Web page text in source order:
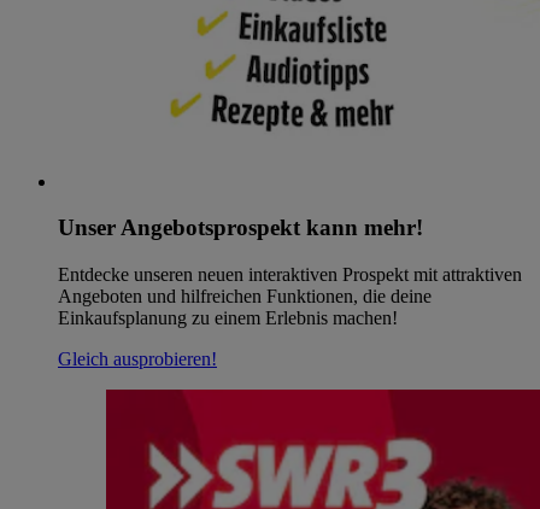
Unser Angebotsprospekt kann mehr!
Entdecke unseren neuen interaktiven Prospekt mit attraktiven
Angeboten und hilfreichen Funktionen, die deine
Einkaufsplanung zu einem Erlebnis machen!
Gleich ausprobieren!